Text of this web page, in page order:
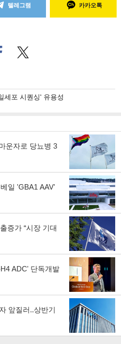
텔레그램 카카오톡
트위
터로
세포 시퀀싱' 유용성
운자로 당뇨병 3
베일 'GBA1 AAV'
증가 “시장 기대
ADC' 단독개발
앞질러..상반기